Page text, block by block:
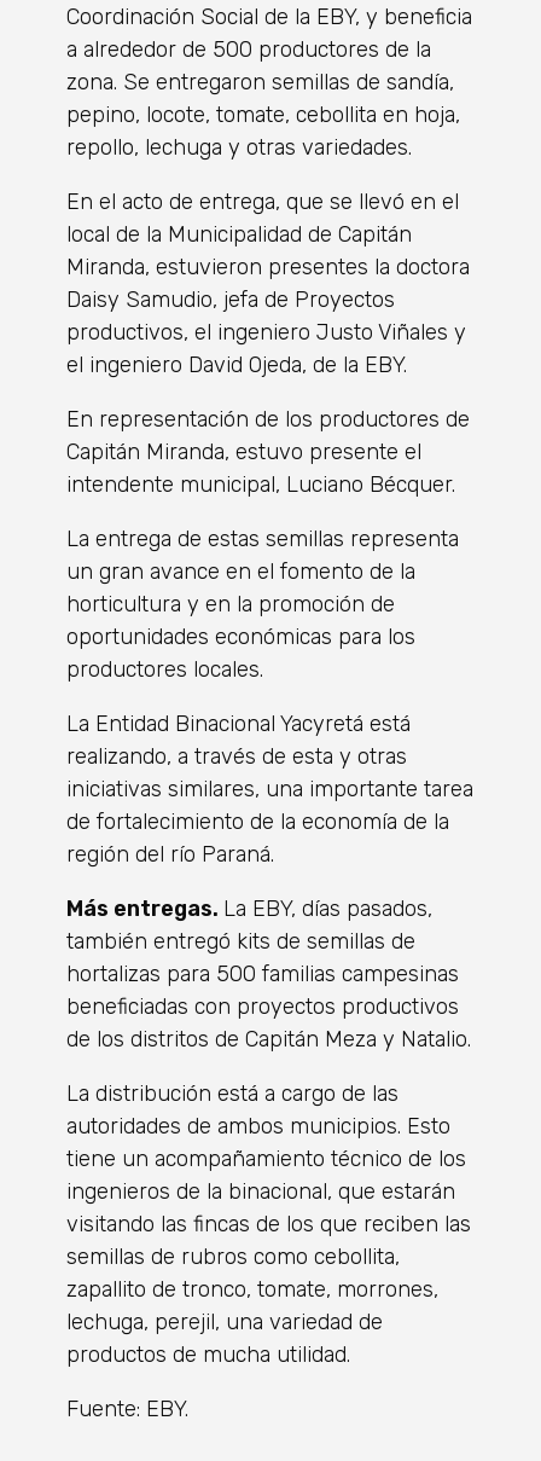
Coordinación Social de la EBY, y beneficia
a alrededor de 500 productores de la
zona. Se entregaron semillas de sandía,
pepino, locote, tomate, cebollita en hoja,
repollo, lechuga y otras variedades.
En el acto de entrega, que se llevó en el
local de la Municipalidad de Capitán
Miranda, estuvieron presentes la doctora
Daisy Samudio, jefa de Proyectos
productivos, el ingeniero Justo Viñales y
el ingeniero David Ojeda, de la EBY.
En representación de los productores de
Capitán Miranda, estuvo presente el
intendente municipal, Luciano Bécquer.
La entrega de estas semillas representa
un gran avance en el fomento de la
horticultura y en la promoción de
oportunidades económicas para los
productores locales.
La Entidad Binacional Yacyretá está
realizando, a través de esta y otras
iniciativas similares, una importante tarea
de fortalecimiento de la economía de la
región del río Paraná.
Más entregas. La EBY, días pasados,
también entregó kits de semillas de
hortalizas para 500 familias campesinas
beneficiadas con proyectos productivos
de los distritos de Capitán Meza y Natalio.
La distribución está a cargo de las
autoridades de ambos municipios. Esto
tiene un acompañamiento técnico de los
ingenieros de la binacional, que estarán
visitando las fincas de los que reciben las
semillas de rubros como cebollita,
zapallito de tronco, tomate, morrones,
lechuga, perejil, una variedad de
productos de mucha utilidad.
Fuente: EBY.